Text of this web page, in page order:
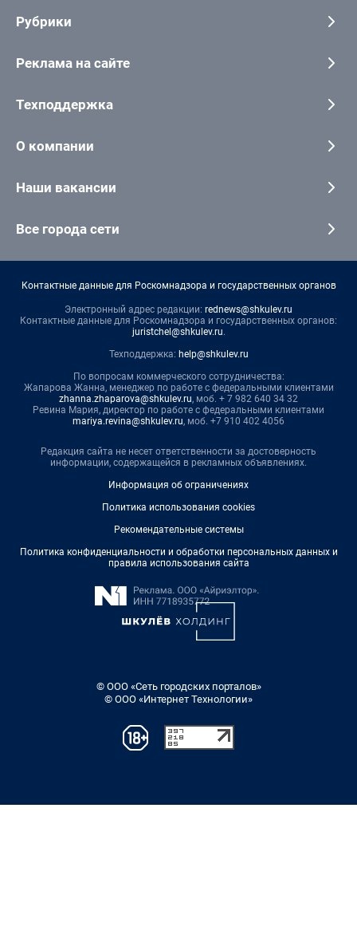
Рубрики
Реклама на сайте
Техподдержка
О компании
Наши вакансии
Все города сети
Контактные данные для Роскомнадзора и государственных органов
Электронный адрес редакции: rednews@shkulev.ru
Контактные данные для Роскомнадзора и государственных органов:
juristchel@shkulev.ru.
Техподдержка: help@shkulev.ru
По вопросам коммерческого сотрудничества:
Жапарова Жанна, менеджер по работе с федеральными клиентами
zhanna.zhaparova@shkulev.ru, моб. + 7 982 640 34 32
Ревина Мария, директор по работе с федеральными клиентами
mariya.revina@shkulev.ru, моб. +7 910 402 4056
Редакция сайта не несет ответственности за достоверность
информации, содержащейся в рекламных объявлениях.
Информация об ограничениях
Политика использования cookies
Рекомендательные системы
Политика конфиденциальности и обработки персональных данных и
правила использования сайта
© ООО «Сеть городских порталов»
© ООО «Интернет Технологии»